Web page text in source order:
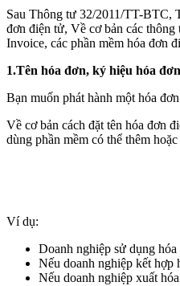
Sau Thông tư 32/2011/TT-BTC,
đơn điện tử, Về cơ bản các
Invoice, các phần mềm hóa đơn
1.Tên hóa đơn, ký hiệu hóa
Bạn muốn phát hành một hóa
Về cơ bản cách đặt tên hóa đơn
dùng phần mềm có thể thêm
Ví dụ:
Doanh nghiệp sử dụng
Nếu doanh nghiệp kết
Nếu doanh nghiệp xuất